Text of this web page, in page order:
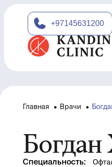
+97145631200
Главная • Врачи •
Специальность: